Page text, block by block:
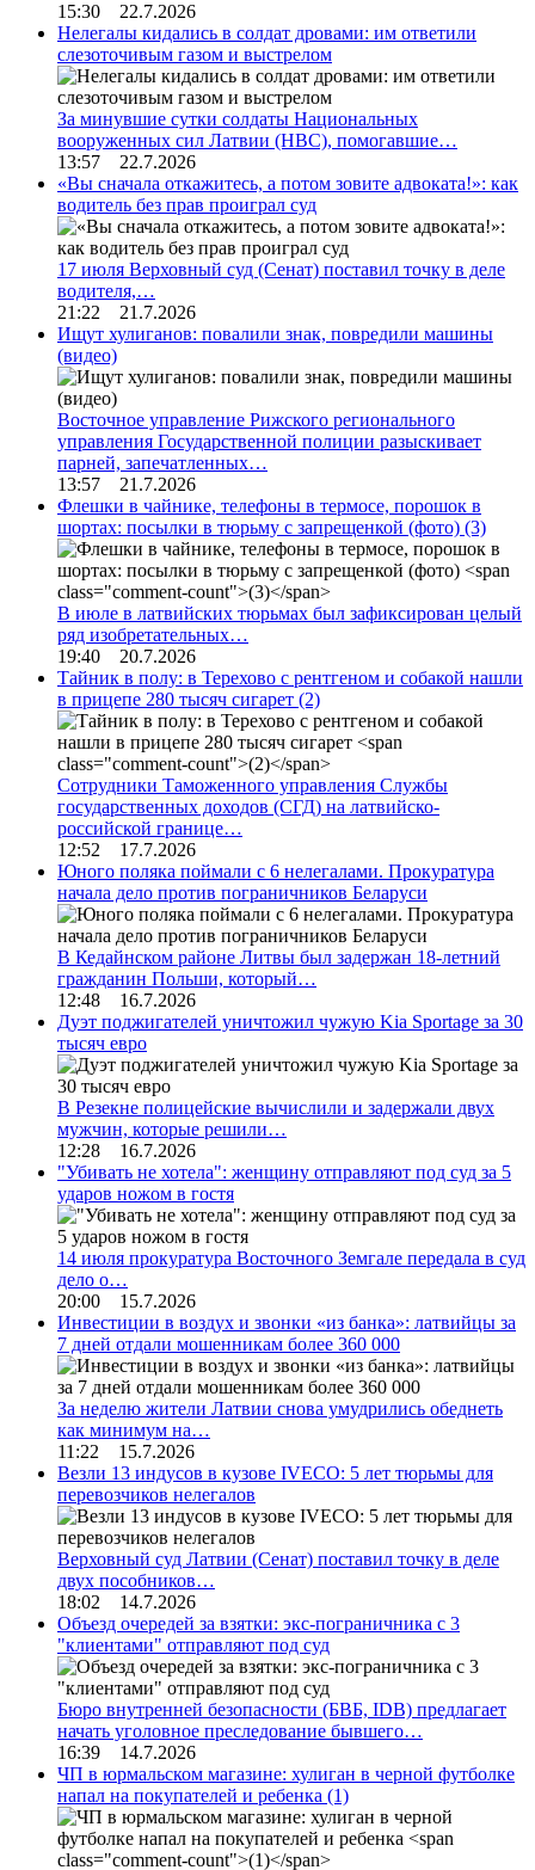
15:30 22.7.2026
Нелегалы кидались в солдат дровами: им ответили
слезоточивым газом и выстрелом
За минувшие сутки солдаты Национальных
вооруженных сил Латвии (НВС), помогавшие…
13:57 22.7.2026
«Вы сначала откажитесь, а потом зовите адвоката!»: как
водитель без прав проиграл суд
17 июля Верховный суд (Сенат) поставил точку в деле
водителя,…
21:22 21.7.2026
Ищут хулиганов: повалили знак, повредили машины
(видео)
Восточное управление Рижского регионального
управления Государственной полиции разыскивает
парней, запечатленных…
13:57 21.7.2026
Флешки в чайнике, телефоны в термосе, порошок в
шортах: посылки в тюрьму с запрещенкой (фото) (3)
В июле в латвийских тюрьмах был зафиксирован целый
ряд изобретательных…
19:40 20.7.2026
Тайник в полу: в Терехово с рентгеном и собакой нашли
в прицепе 280 тысяч сигарет (2)
Сотрудники Таможенного управления Службы
государственных доходов (СГД) на латвийско-
российской границе…
12:52 17.7.2026
Юного поляка поймали с 6 нелегалами. Прокуратура
начала дело против пограничников Беларуси
В Кедайнском районе Литвы был задержан 18-летний
гражданин Польши, который…
12:48 16.7.2026
Дуэт поджигателей уничтожил чужую Kia Sportage за 30
тысяч евро
В Резекне полицейские вычислили и задержали двух
мужчин, которые решили…
12:28 16.7.2026
"Убивать не хотела": женщину отправляют под суд за 5
ударов ножом в гостя
14 июля прокуратура Восточного Земгале передала в суд
дело о…
20:00 15.7.2026
Инвестиции в воздух и звонки «из банка»: латвийцы за
7 дней отдали мошенникам более 360 000
За неделю жители Латвии снова умудрились обеднеть
как минимум на…
11:22 15.7.2026
Везли 13 индусов в кузове IVECO: 5 лет тюрьмы для
перевозчиков нелегалов
Верховный суд Латвии (Сенат) поставил точку в деле
двух пособников…
18:02 14.7.2026
Объезд очередей за взятки: экс-пограничника с 3
"клиентами" отправляют под суд
Бюро внутренней безопасности (БВБ, IDB) предлагает
начать уголовное преследование бывшего…
16:39 14.7.2026
ЧП в юрмальском магазине: хулиган в черной футболке
напал на покупателей и ребенка (1)